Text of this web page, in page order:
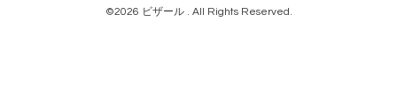
©2026 ビザール . All Rights Reserved.